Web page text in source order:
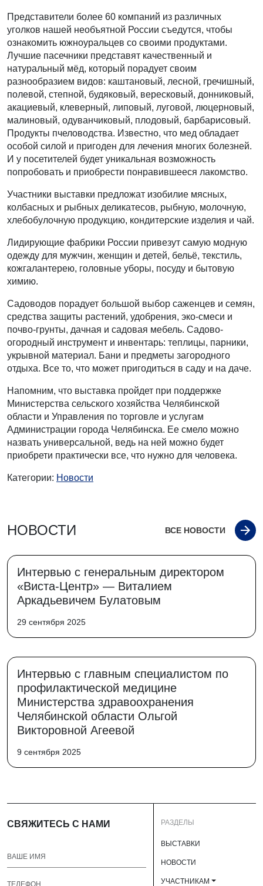
Представители более 60 компаний из различных
уголков нашей необъятной России съедутся, чтобы
ознакомить южноуральцев со своими продуктами.
Лучшие пасечники представят качественный и
натуральный мёд, который порадует своим
разнообразием видов: каштановый, лесной, гречишный,
полевой, степной, будяковый, вересковый, донниковый,
акациевый, клеверный, липовый, луговой, люцерновый,
малиновый, одуванчиковый, плодовый, барбарисовый.
Продукты пчеловодства. Известно, что мед обладает
особой силой и пригоден для лечения многих болезней.
И у посетителей будет уникальная возможность
попробовать и приобрести понравившееся лакомство.
Участники выставки предложат изобилие мясных,
колбасных и рыбных деликатесов, рыбную, молочную,
хлебобулочную продукцию, кондитерские изделия и чай.
Лидирующие фабрики России привезут самую модную
одежду для мужчин, женщин и детей, бельё, текстиль,
кожгалантерею, головные уборы, посуду и бытовую
химию.
Садоводов порадует большой выбор саженцев и семян,
средства защиты растений, удобрения, эко-смеси и
почво-грунты, дачная и садовая мебель. Садово-
огородный инструмент и инвентарь: теплицы, парники,
укрывной материал. Бани и предметы загородного
отдыха. Все то, что может пригодиться в саду и на даче.
Напомним, что выставка пройдет при поддержке
Министерства сельского хозяйства Челябинской
области и Управления по торговле и услугам
Администрации города Челябинска. Ее смело можно
назвать универсальной, ведь на ней можно будет
приобрети практически все, что нужно для человека.
Категории: Новости
НОВОСТИ ВСЕ НОВОСТИ
Интервью с генеральным директором
«Виста-Центр» — Виталием
Аркадьевичем Булатовым
29 сентября 2025
Интервью с главным специалистом по
профилактической медицине
Министерства здравоохранения
Челябинской области Ольгой
Викторовной Агеевой
9 сентября 2025
СВЯЖИТЕСЬ С НАМИ РАЗДЕЛЫ
ВЫСТАВКИ
НОВОСТИ
УЧАСТНИКАМ